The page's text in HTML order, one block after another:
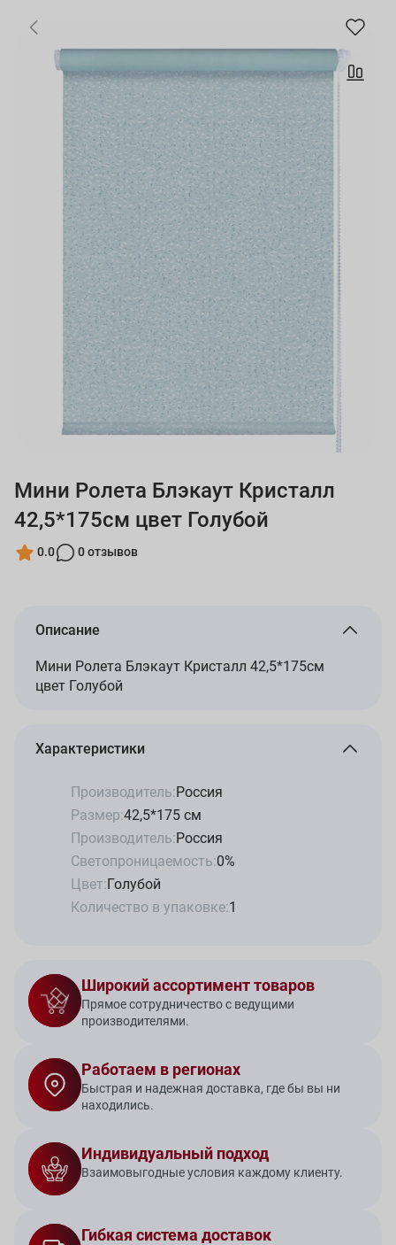
Мини Ролета Блэкаут Кристалл
42,5*175см цвет Голубой
0.0 0 отзывов
Описание
Мини Ролета Блэкаут Кристалл 42,5*175см
цвет Голубой
Характеристики
Производитель:Россия
Размер:42,5*175 см
Производитель:Россия
Светопроницаемость:0%
Цвет:Голубой
Количество в упаковке:1
Широкий ассортимент товаров
Прямое сотрудничество с ведущими
производителями.
Работаем в регионах
Быстрая и надежная доставка, где бы вы ни
находились.
Индивидуальный подход
Взаимовыгодные условия каждому клиенту.
Гибкая система доставок